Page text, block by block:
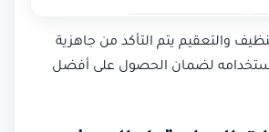
والتعقيم يتم التأكد من جاهزية
استخدامه لضمان الحصول على أفضل